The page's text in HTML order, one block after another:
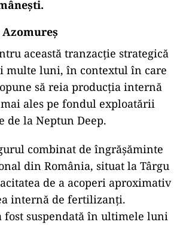
această tranzacție strategică
multe luni, în contextul în care
să reia producția internă
ales pe fondul exploatării
de la Neptun Deep.